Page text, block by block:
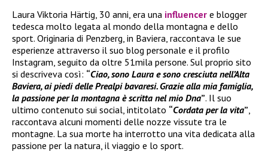
Laura Viktoria Härtig, 30 anni, era una influencer e blogger
tedesca molto legata al mondo della montagna e dello
sport. Originaria di Penzberg, in Baviera, raccontava le sue
esperienze attraverso il suo blog personale e il profilo
Instagram, seguito da oltre 51mila persone. Sul proprio sito
si descriveva così: “Ciao, sono Laura e sono cresciuta nell’Alta
Baviera, ai piedi delle Prealpi bavaresi. Grazie alla mia famiglia,
la passione per la montagna è scritta nel mio Dna”. Il suo
ultimo contenuto sui social, intitolato “Cordata per la vita”,
raccontava alcuni momenti delle nozze vissute tra le
montagne. La sua morte ha interrotto una vita dedicata alla
passione per la natura, il viaggio e lo sport.